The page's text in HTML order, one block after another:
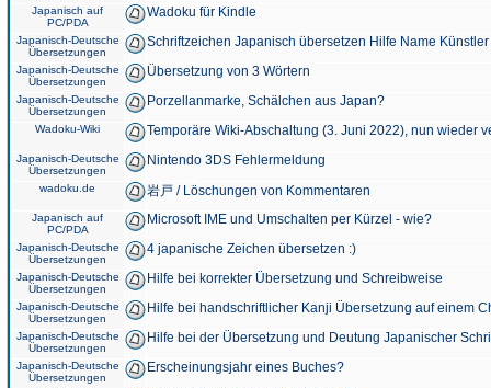
Japanisch auf
PC/PDA
Wadoku für Kindle
Japanisch-Deutsche
Übersetzungen
Schriftzeichen Japanisch übersetzen Hilfe Name
Japanisch-Deutsche
Übersetzungen
Übersetzung von 3 Wörtern
Japanisch-Deutsche
Übersetzungen
Porzellanmarke, Schälchen aus Japan?
Wadoku-Wiki Temporäre Wiki-Abschaltung (3. Juni 2022), nun wieder
Japanisch-Deutsche
Übersetzungen
Nintendo 3DS Fehlermeldung
wadoku.de 岩戸 / Löschungen von Kommentaren
Japanisch auf
PC/PDA
Microsoft IME und Umschalten per Kürzel - wie?
Japanisch-Deutsche
Übersetzungen
4 japanische Zeichen übersetzen :)
Japanisch-Deutsche
Übersetzungen
Hilfe bei korrekter Übersetzung und Schreibweise
Japanisch-Deutsche
Übersetzungen
Hilfe bei handschriftlicher Kanji Übersetzung auf einem
Japanisch-Deutsche
Übersetzungen
Hilfe bei der Übersetzung und Deutung Japanischer
Japanisch-Deutsche
Übersetzungen
Erscheinungsjahr eines Buches?